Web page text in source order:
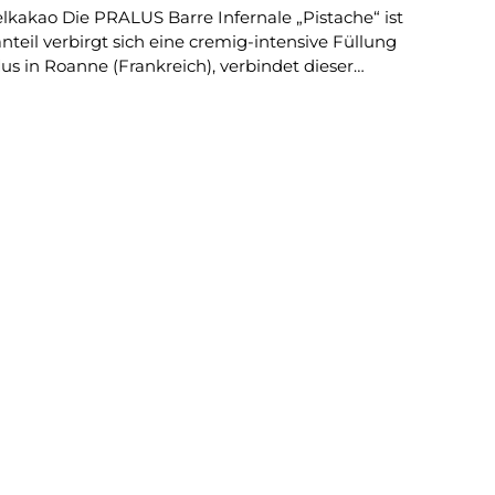
verbirgt sich eine cremig-intensive Füllung
in Roanne (Frankreich), verbindet dieser
Die